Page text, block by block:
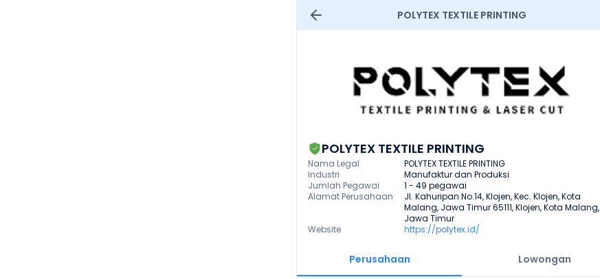
POLYTEX TEXTILE PRINTING
POLYTEX TEXTILE PRINTING
Nama Legal
POLYTEX TEXTILE PRINTING
Industri
Manufaktur dan Produksi
Jumlah Pegawai
1 - 49 pegawai
Alamat Perusahaan
Jl. Kahuripan No.14, Klojen, Kec. Klojen, Kota
Malang, Jawa Timur 65111, Klojen, Kota Malang,
Jawa Timur
Website
https://polytex.id/
Perusahaan Lowongan